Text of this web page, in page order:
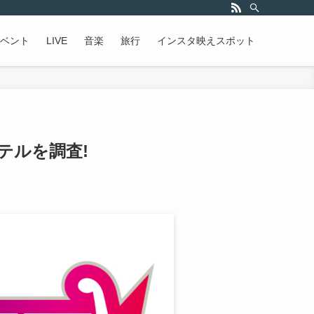
ント LIVE 音楽 旅行 インスタ映えスポット
ルを調査!